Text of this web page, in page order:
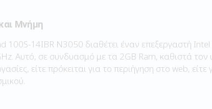
Μνήμη
100S-14IBR N3050 διαθέτει έναν επεξεργαστή
Αυτό, σε συνδυασμό με τα 2GB Ram, καθιστά τον
είτε πρόκειται για το περιήγηση στο web,